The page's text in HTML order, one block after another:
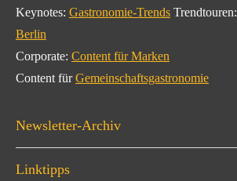
Keynotes: Gastronomie-Trends Trendtouren:
Berlin
Corporate: Content für Marken
Content fürGemeinschaftsgastronomie
Newsletter-Archiv
Linktipps